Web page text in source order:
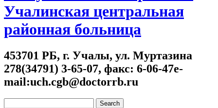
Учалинская центральная
районная больница
453701 РБ, г. Учалы, ул. Муртазина
278(34791) 3-65-07, факс: 6-06-47e-
mail:uch.cgb@doctorrb.ru